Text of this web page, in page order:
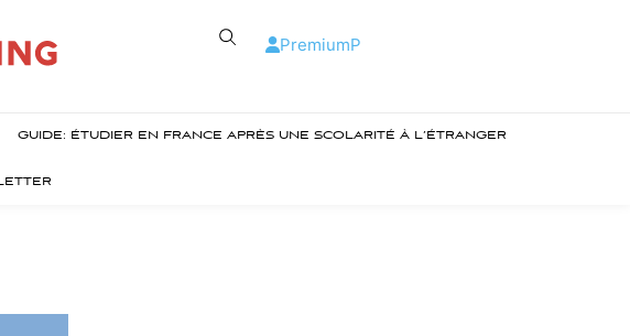
PremiumP
GUIDE: ÉTUDIER EN FRANCE APRÈS UNE SCOLARITÉ À L’ÉTRANGER